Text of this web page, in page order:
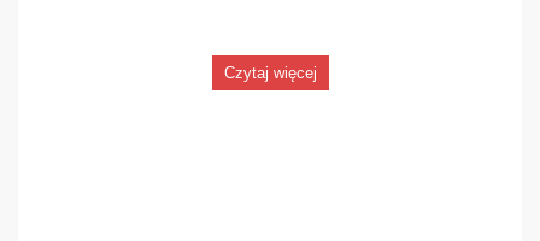
Czytaj więcej